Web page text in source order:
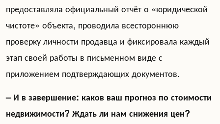
предоставляла официальный отчёт о «юридической
чистоте» объекта, проводила всестороннюю
проверку личности продавца и фиксировала каждый
этап своей работы в письменном виде с
приложением подтверждающих документов.
– И в завершение: каков ваш прогноз по стоимости
недвижимости? Ждать ли нам снижения цен?